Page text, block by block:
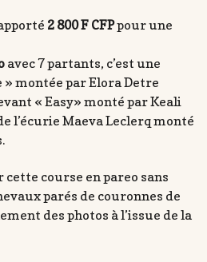
2 800 F CFPpour une
avec 7 partants, c’est une
montée par Elora Detre
« Easy» monté par Keali
l’écurie Maeva Leclerq monté
cette course en pareo sans
parés de couronnes de
des photos à l’issue de la